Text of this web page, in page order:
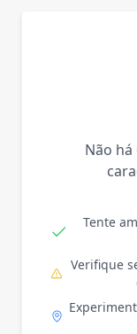
Não há
Tente
Verifique